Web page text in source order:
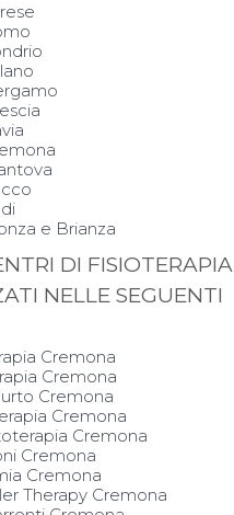
e Brianza
DI FISIOTERAPIA
NELLE SEGUENTI
Cremona
Cremona
Cremona
Cremona
Cremona
Cremona
Cremona
Therapy Cremona